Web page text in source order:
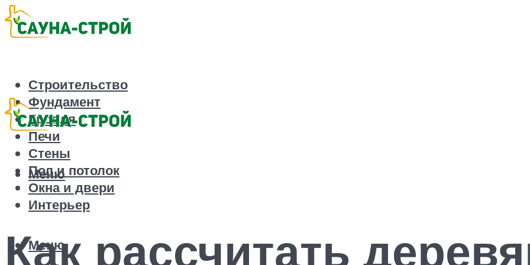
Строительство
Фундамент
Кровля
Печи
Стены
Пол и потолок
Окна и двери
Интерьер
Меню
Меню
Как рассчитать